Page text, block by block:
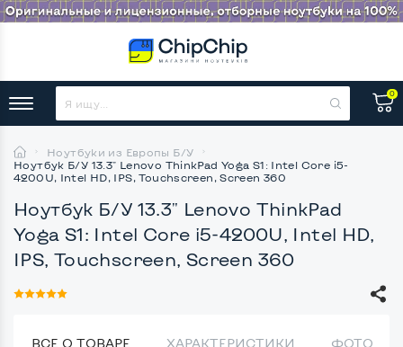
0
Ноутбуки из Европы Б/У
Ноутбук Б/У 13.3" Lenovo ThinkPad Yoga S1: Intel Core i5-
4200U, Intel HD, IPS, Touchscreen, Screen 360
Ноутбук Б/У 13.3" Lenovo ThinkPad
Yoga S1: Intel Core i5-4200U, Intel HD,
IPS, Touchscreen, Screen 360
ВСЕ О ТОВАРЕ ХАРАКТЕРИСТИКИ ФОТО